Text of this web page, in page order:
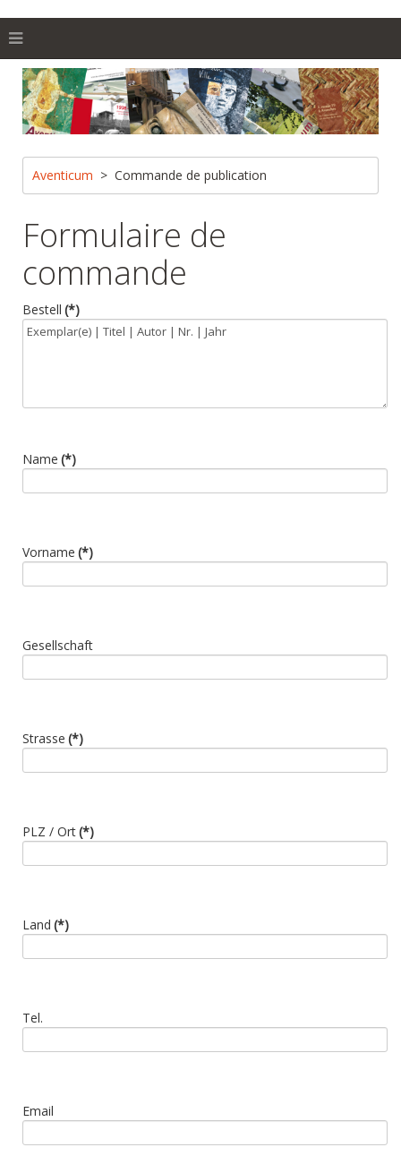
Aventicum Commande de publication
Formulaire de
commande
Bestell (*)
Name (*)
Vorname (*)
Gesellschaft
Strasse (*)
PLZ / Ort(*)
Land (*)
Tel.
Email